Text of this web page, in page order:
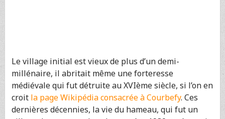
Le village initial est vieux de plus d’un demi-
millénaire, il abritait même une forteresse
médiévale qui fut détruite au XVIème siècle, si l’on en
croit la page Wikipédia consacrée à Courbefy. Ces
dernières décennies, la vie du hameau, qui fut un